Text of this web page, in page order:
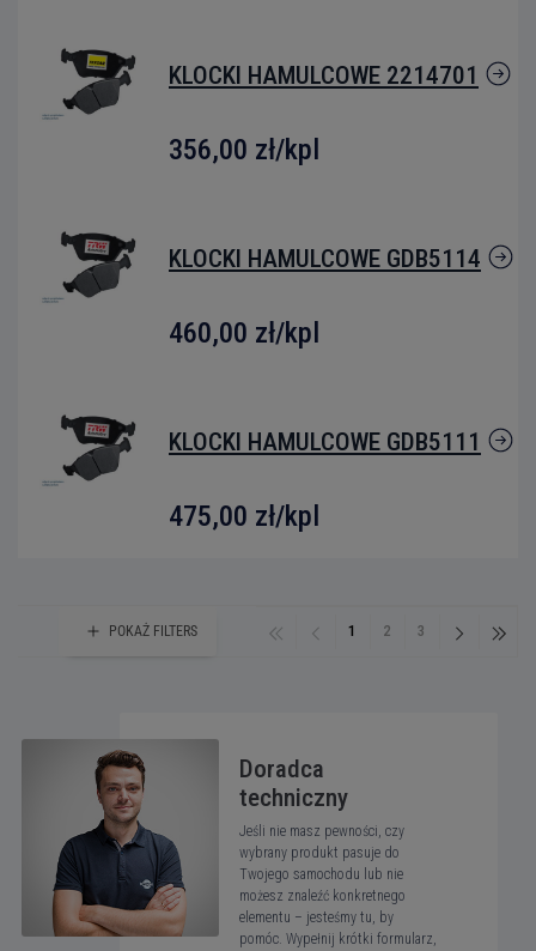
KLOCKI HAMULCOWE 2214701
356,00 zł/kpl
KLOCKI HAMULCOWE GDB5114
460,00 zł/kpl
KLOCKI HAMULCOWE GDB5111
475,00 zł/kpl
POKAŻFILTERS 1 2 3
Doradca
techniczny
Jeśli nie masz pewności, czy
wybrany produkt pasuje do
Twojego samochodu lub nie
możesz znaleźć konkretnego
elementu – jesteśmy tu, by
pomóc. Wypełnij krótki formularz,